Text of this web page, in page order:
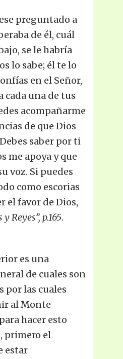
preguntado a
de él, cuál
se le habría
lo sabe; él te lo
en el Señor,
cada una de tus
acompañarme
de que Dios
saber por ti
me apoya y que
voz. Si puedes
como escorias
el favor de Dios,
y Reyes”, p.165.
es una
de cuales son
por las cuales
al Monte
hacer esto
primero el
estar